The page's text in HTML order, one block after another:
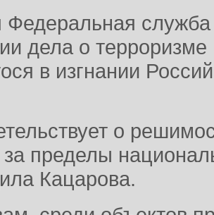
Федеральная
дела о терроризме
в изгнании
о
за пределы
Кацарова.